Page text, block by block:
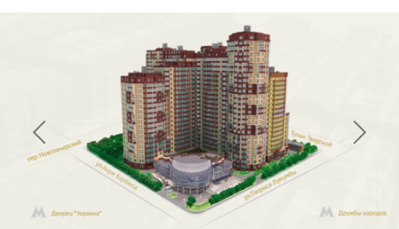
Previous Next